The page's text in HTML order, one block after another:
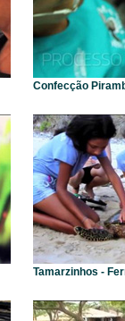
Confecção
Tamarzinhos -